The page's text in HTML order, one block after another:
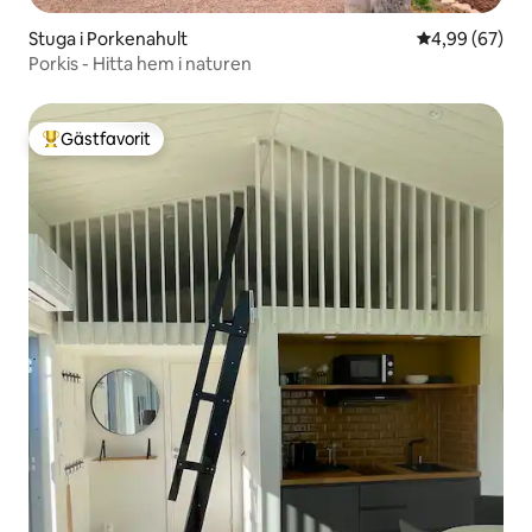
Stuga i Porkenahult 4,99 av 5 i
4,99 (67)
Porkis - Hitta hem i naturen
Populär gästfavorit
Gästfavorit